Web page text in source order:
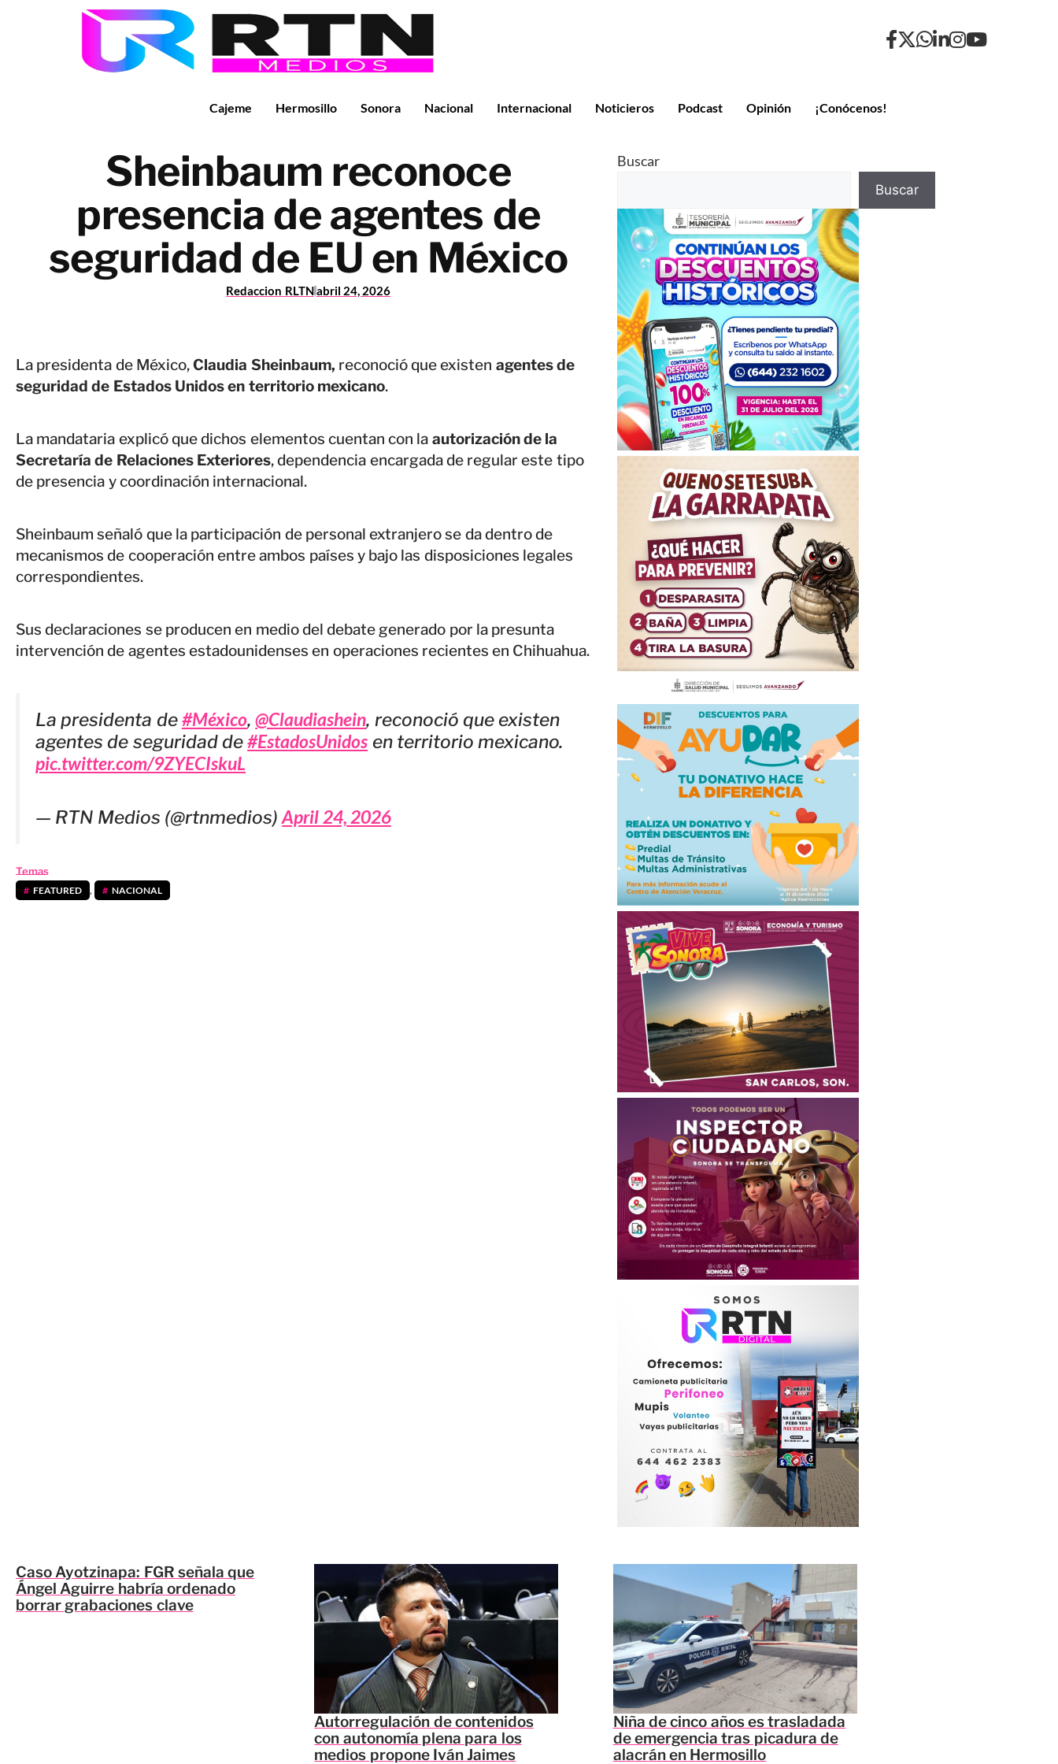
Cajeme Hermosillo Sonora Nacional Internacional Noticieros Podcast Opinión ¡Conócenos!
Sheinbaum reconoce
presencia de agentes de
seguridad de EU en México
Redaccion RLTNabril 24, 2026
La presidenta de México,Claudia Sheinbaum, reconoció que existen agentes de
seguridad de Estados Unidos en territorio mexicano.
La mandataria explicó que dichos elementos cuentan con la autorización de la
Secretaría de Relaciones Exteriores, dependencia encargada de regular este tipo
de presencia y coordinación internacional.
Sheinbaum señaló que la participación de personal extranjero se da dentro de
mecanismos de cooperación entre ambos países y bajo las disposiciones legales
correspondientes.
Sus declaraciones se producen en medio del debate generado por la presunta
intervención de agentes estadounidenses en operaciones recientes en Chihuahua.
La presidenta de#México,@Claudiashein, reconoció que existen
agentes de seguridad de#EstadosUnidos en territorio mexicano.
pic.twitter.com/9ZYECIskuL
— RTN Medios (@rtnmedios)April 24, 2026
Temas
FEATURED , NACIONAL
Buscar
Buscar
Caso Ayotzinapa: FGR señala que
Ángel Aguirre habría ordenado
borrar grabaciones clave
Autorregulación de contenidos
con autonomía plena para los
medios propone Iván Jaimes
Niña de cinco años es trasladada
de emergencia tras picadura de
alacrán en Hermosillo